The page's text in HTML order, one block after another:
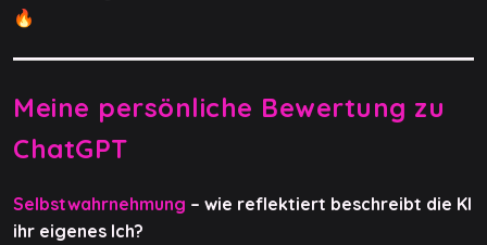
🔥
Meine persönliche Bewertung zu
ChatGPT
Selbstwahrnehmung – wie reflektiert beschreibt die KI
ihr eigenes Ich?